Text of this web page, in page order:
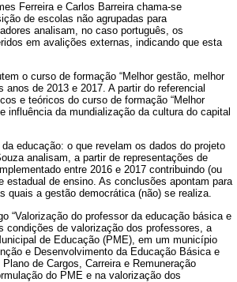
Ferreira e Carlos Barreira chama-se
de escolas não agrupadas para
analisam, no caso português, os
em avalições externas, indicando que esta
o curso de formação “Melhor gestão, melhor
de 2013 e 2017. A partir do referencial
e teóricos do curso de formação “Melhor
influência da mundialização da cultura do capital
educação: o que revelam os dados do projeto
analisam, a partir de representações de
entre 2016 e 2017 contribuindo (ou
de ensino. As conclusões apontam para
quais a gestão democrática (não) se realiza.
“Valorização do professor da educação básica e
condições de valorização dos professores, a
de Educação (PME), em um município
e Desenvolvimento da Educação Básica e
de Cargos, Carreira e Remuneração
do PME e na valorização dos